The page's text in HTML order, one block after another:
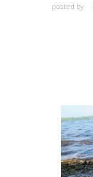
posted by